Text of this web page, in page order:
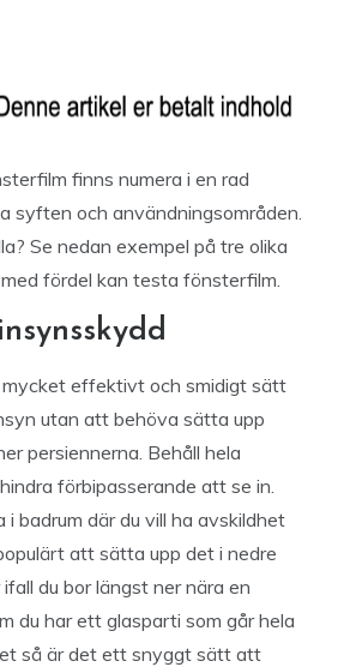
finns numera i en rad
syften och användningsområden.
Se nedan exempel på tre olika
fördel kan testa fönsterfilm.
effektivt och smidigt sätt
utan att behöva sätta upp
persiennerna. Behåll hela
förbipasserande att se in.
i badrum där du vill ha avskildhet
att sätta upp det i nedre
du bor längst ner nära en
du har ett glasparti som går hela
så är det ett snyggt sätt att